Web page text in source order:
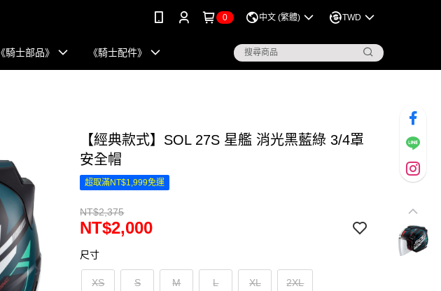
0 中文 (繁體) TWD
《騎士部品》 《騎士配件》
【經典款式】SOL 27S 星艦 消光黑藍綠 3/4罩
安全帽
超取滿NT$1,999免運
NT$2,375
NT$2,000
尺寸
XS S M L XL 2XL